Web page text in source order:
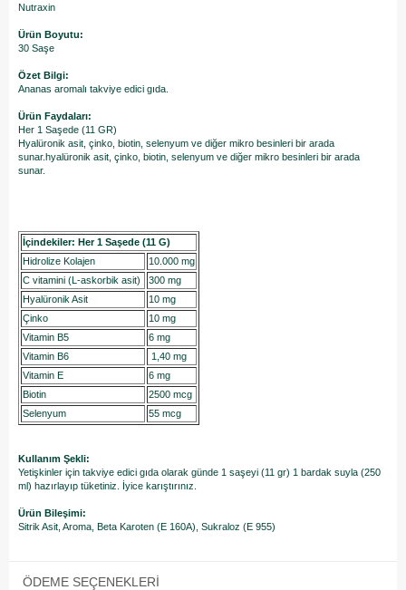
Nutraxin
Ürün Boyutu:
30 Saşe
Özet Bilgi:
Ananas aromalı takviye edici gıda.
Ürün Faydaları:
Her 1 Saşede (11 GR)
Hyalüronik asit, çinko, biotin, selenyum ve diğer mikro besinleri bir arada
sunar.hyalüronik asit, çinko, biotin, selenyum ve diğer mikro besinleri bir arada
sunar.
İçindekiler: Her 1 Saşede (11 G)
Hidrolize Kolajen
10.000 mg
C vitamini (L-askorbik asit)
300 mg
Hyalüronik Asit
10 mg
Çinko
10 mg
Vitamin B5
6 mg
Vitamin B6
1,40 mg
Vitamin E
6 mg
Biotin
2500 mcg
Selenyum
55 mcg
Kullanım Şekli:
Yetişkinler için takviye edici gıda olarak günde 1 saşeyi (11 gr) 1 bardak suyla (250
ml) hazırlayıp tüketiniz. İyice karıştırınız.
Ürün Bileşimi:
Sitrik Asit, Aroma, Beta Karoten (E 160A), Sukraloz (E 955)
ÖDEME SEÇENEKLERI